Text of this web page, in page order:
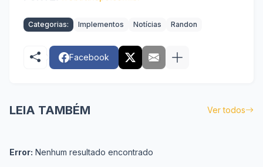
Categorias: Implementos Notícias Randon
Facebook
LEIA TAMBÉM Ver todos
Error: Nenhum resultado encontrado